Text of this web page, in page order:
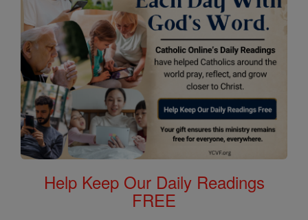
Help Keep Our Daily Readings
FREE